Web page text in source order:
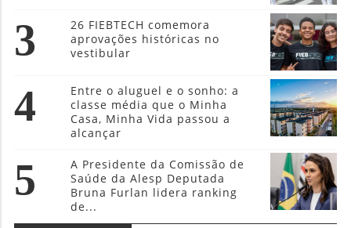
3
26 FIEBTECH comemora
aprovações históricas no
vestibular
4
Entre o aluguel e o sonho: a
classe média que o Minha
Casa, Minha Vida passou a
alcançar
5
A Presidente da Comissão de
Saúde da Alesp Deputada
Bruna Furlan lidera ranking
de...